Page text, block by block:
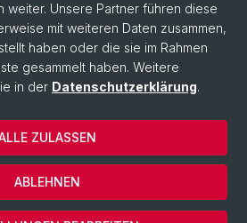
weiter. Unsere Partner führen diese
mit weiteren Daten zusammen,
haben oder die sie im Rahmen
gesammelt haben. Weitere
in der Datenschutzerklärung.
ABLEHNEN
ZULASSEN